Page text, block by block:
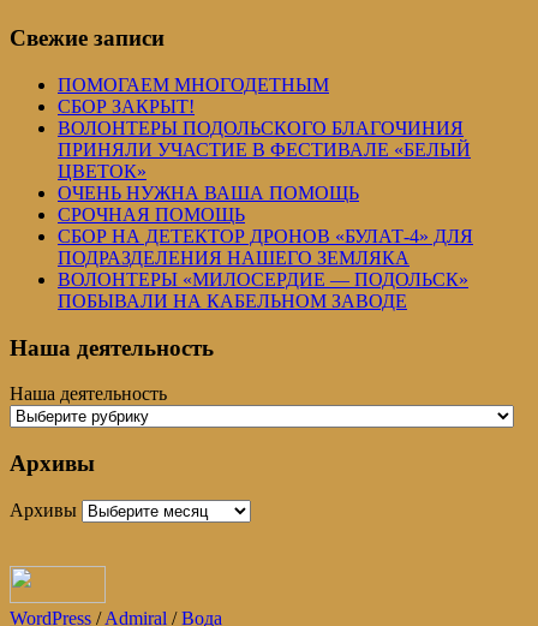
Свежие записи
ПОМОГАЕМ МНОГОДЕТНЫМ
СБОР ЗАКРЫТ!
ВОЛОНТЕРЫ ПОДОЛЬСКОГО БЛАГОЧИНИЯ
ПРИНЯЛИ УЧАСТИЕ В ФЕСТИВАЛЕ «БЕЛЫЙ
ЦВЕТОК»
ОЧЕНЬ НУЖНА ВАША ПОМОЩЬ
СРОЧНАЯ ПОМОЩЬ
СБОР НА ДЕТЕКТОР ДРОНОВ «БУЛАТ-4» ДЛЯ
ПОДРАЗДЕЛЕНИЯ НАШЕГО ЗЕМЛЯКА
ВОЛОНТЕРЫ «МИЛОСЕРДИЕ — ПОДОЛЬСК»
ПОБЫВАЛИ НА КАБЕЛЬНОМ ЗАВОДЕ
Наша деятельность
Наша деятельность
Архивы
Архивы
WordPress /Admiral /Вода